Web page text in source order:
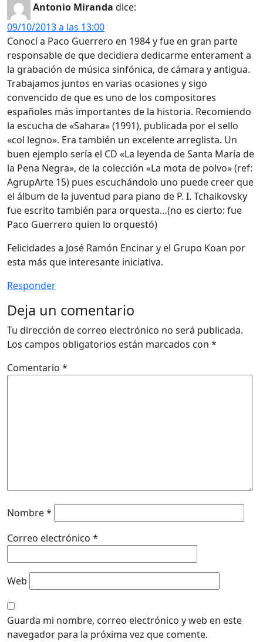
Antonio Miranda dice:
09/10/2013 a las 13:00
Conocí a Paco Guerrero en 1984 y fue en gran parte
responsable de que decidiera dedicarme enterament a
la grabación de música sinfónica, de cámara y antigua.
Trabajamos juntos en varias ocasiones y sigo
convencido de que es uno de los compositores
españoles más importantes de la historia. Recomiendo
la escucha de «Sahara» (1991), publicada por el sello
«col legno». Era también un excelente arreglista. Un
buen ejemplo sería el CD «La leyenda de Santa María de
la Pena Negra», de la colección «La mota de polvo» (ref:
AgrupArte 15) pues escuchándolo uno puede creer que
el álbum de la juventud para piano de P. I. Tchaikovsky
fue escrito también para orquesta…(no es cierto: fue
Paco Guerrero quien lo orquestó)
Felicidades a José Ramón Encinar y el Grupo Koan por
esta más que interesante iniciativa.
Responder
Deja un comentario
Tu dirección de correo electrónico no será publicada.
Los campos obligatorios están marcados con *
Comentario *
Nombre*
Correo electrónico *
Web
Guarda mi nombre, correo electrónico y web en este
navegador para la próxima vez que comente.